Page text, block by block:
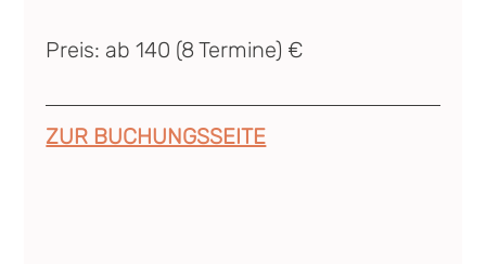
Preis: ab 140 (8 Termine) €
ZUR BUCHUNGSSEITE